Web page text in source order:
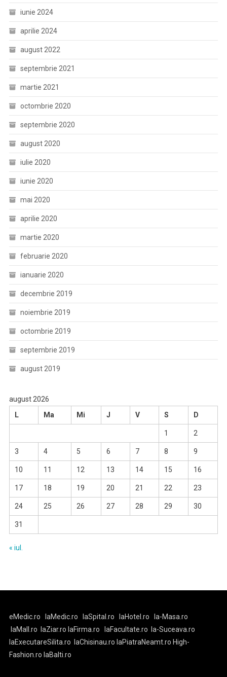
iunie 2024
aprilie 2024
august 2022
septembrie 2021
martie 2021
octombrie 2020
septembrie 2020
august 2020
iulie 2020
iunie 2020
mai 2020
aprilie 2020
martie 2020
februarie 2020
ianuarie 2020
decembrie 2019
noiembrie 2019
octombrie 2019
septembrie 2019
august 2019
august 2026
L
Ma Mi J V S D
1 2
3 4 5 6 7 8 9
10 11 12 13 14 15 16
17 18 19 20 21 22 23
24 25 26 27 28 29 30
31
« iul.
eMedic.ro laMedic.ro laSpital.ro laHotel.ro
la-Masa.ro
laMall.ro
laZiar.ro laFirma.ro laFacultate.ro
la-Suceava.ro
laExecutareSilita.ro
laChisinau.ro laPiatraNeamt.ro High-
Fashion.ro laBalti.ro